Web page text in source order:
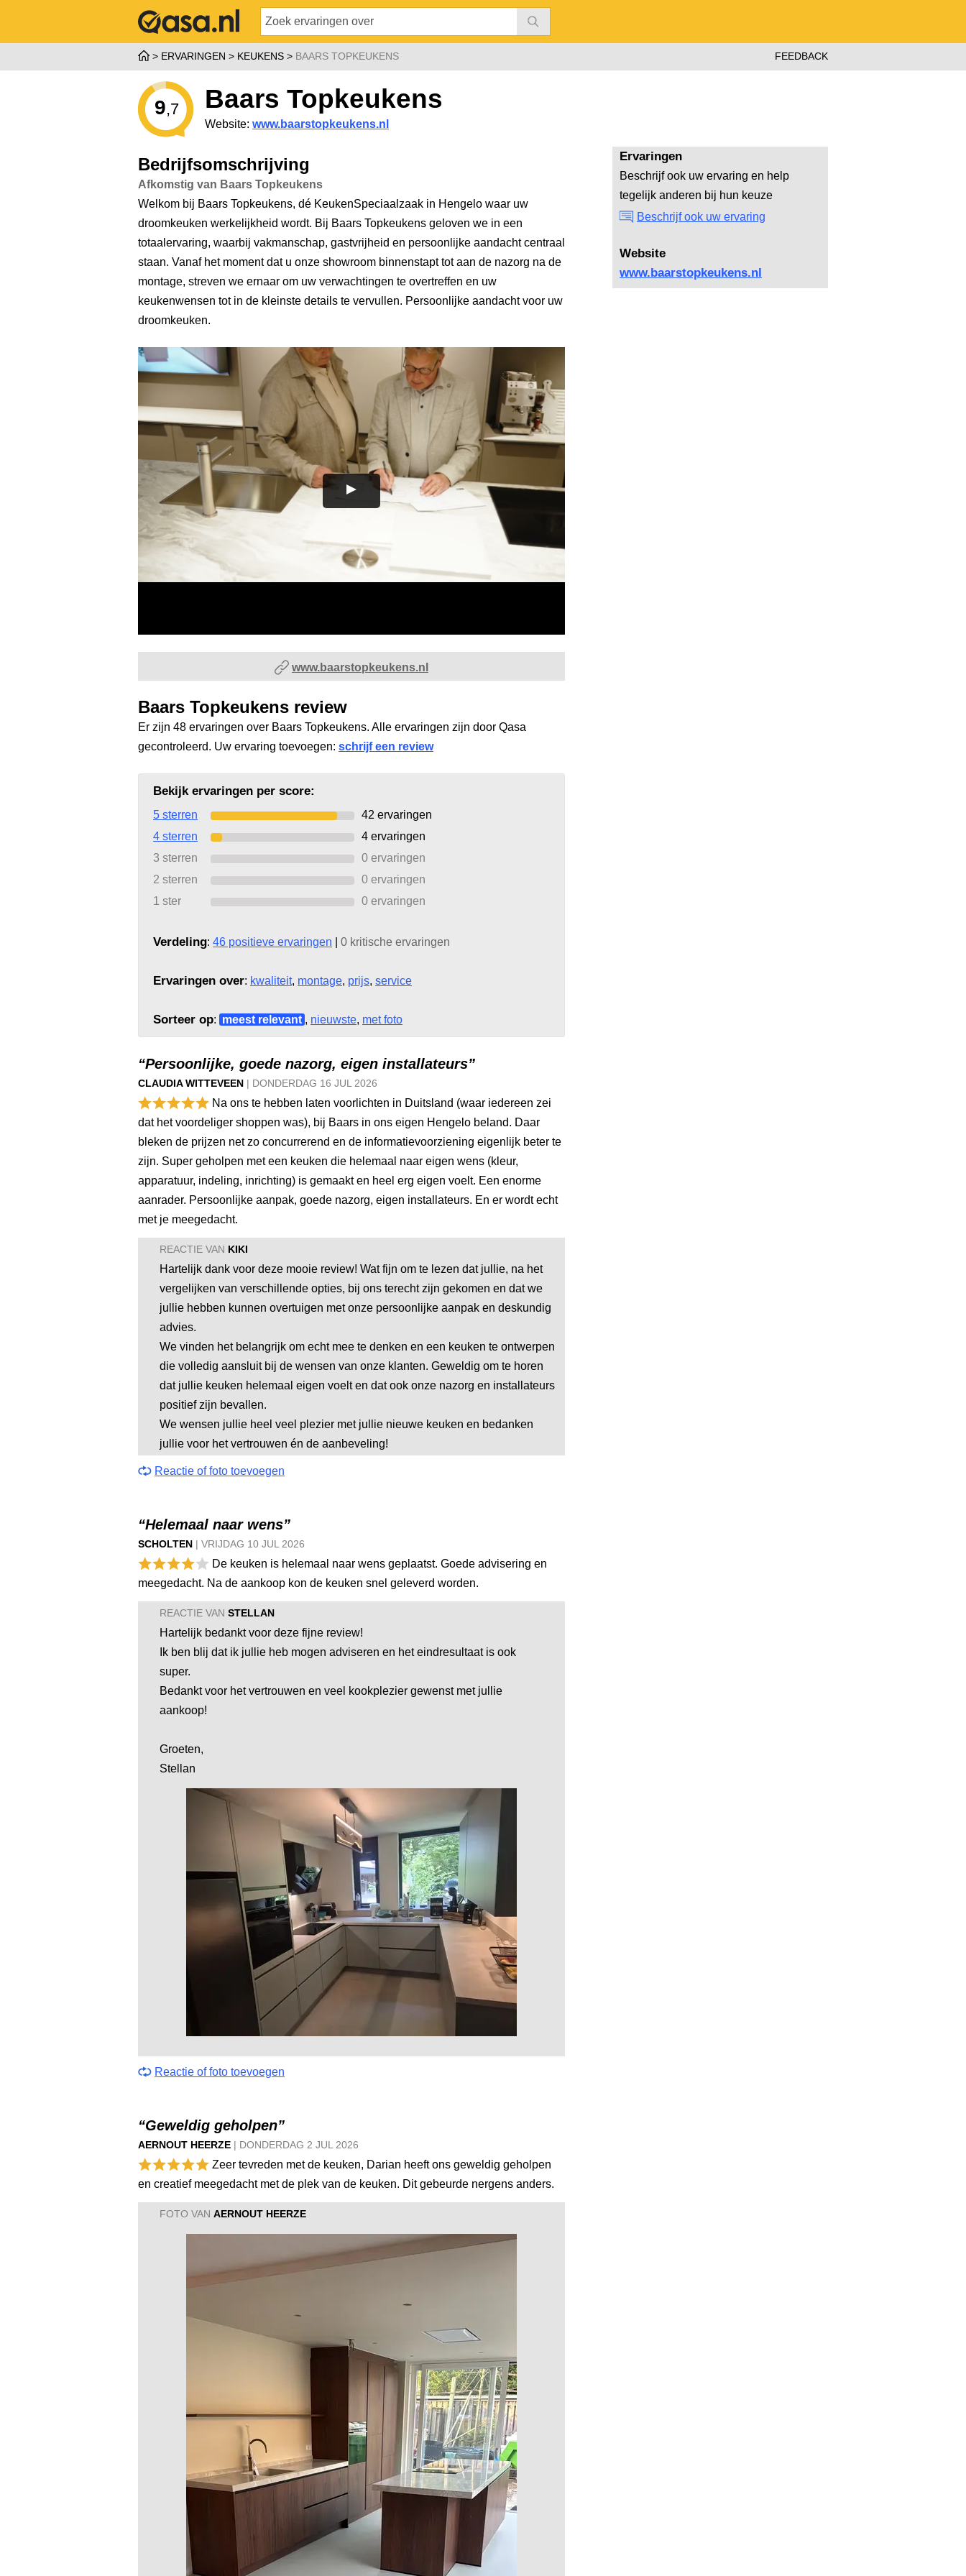
ERVARINGEN KEUKENS BAARS TOPKEUKENS FEEDBACK
9,7 Baars Topkeukens
Website: www.baarstopkeukens.nl
Ervaringen
Beschrijf ook uw ervaring en help
tegelijk anderen bij hun keuze
Beschrijf ook uw ervaring
Website
www.baarstopkeukens.nl
Bedrijfsomschrijving
Afkomstig van Baars Topkeukens
Welkom bij Baars Topkeukens, dé KeukenSpeciaalzaak in Hengelo waar uw
droomkeuken werkelijkheid wordt. Bij Baars Topkeukens geloven we in een
totaalervaring, waarbij vakmanschap, gastvrijheid en persoonlijke aandacht centraal
staan. Vanaf het moment dat u onze showroom binnenstapt tot aan de nazorg na de
montage, streven we ernaar om uw verwachtingen te overtreffen en uw
keukenwensen tot in de kleinste details te vervullen. Persoonlijke aandacht voor uw
droomkeuken.
www.baarstopkeukens.nl
Baars Topkeukens review
Er zijn 48 ervaringen over Baars Topkeukens. Alle ervaringen zijn door Qasa
gecontroleerd. Uw ervaring toevoegen: schrijf een review
Bekijk ervaringen per score:
5 sterren 42 ervaringen
4 sterren
4 ervaringen
3 sterren
0 ervaringen
2 sterren
0 ervaringen
1 ster
0 ervaringen
Verdeling: 46 positieve ervaringen 0 kritische ervaringen
Ervaringen over: kwaliteit, montage, prijs, service
Sorteer op: meest relevant , nieuwste, met foto
“Persoonlijke, goede nazorg, eigen installateurs”
CLAUDIA WITTEVEEN | DONDERDAG 16 JUL 2026
Na ons te hebben laten voorlichten in Duitsland (waar iedereen zei
dat het voordeliger shoppen was), bij Baars in ons eigen Hengelo beland. Daar
bleken de prijzen net zo concurrerend en de informatievoorziening eigenlijk beter te
zijn. Super geholpen met een keuken die helemaal naar eigen wens (kleur,
apparatuur, indeling, inrichting) is gemaakt en heel erg eigen voelt. Een enorme
aanrader. Persoonlijke aanpak, goede nazorg, eigen installateurs. En er wordt echt
met je meegedacht.
REACTIE VAN KIKI
Hartelijk dank voor deze mooie review! Wat fijn om te lezen dat jullie, na het
vergelijken van verschillende opties, bij ons terecht zijn gekomen en dat we
jullie hebben kunnen overtuigen met onze persoonlijke aanpak en deskundig
advies.
We vinden het belangrijk om echt mee te denken en een keuken te ontwerpen
die volledig aansluit bij de wensen van onze klanten. Geweldig om te horen
dat jullie keuken helemaal eigen voelt en dat ook onze nazorg en installateurs
positief zijn bevallen.
We wensen jullie heel veel plezier met jullie nieuwe keuken en bedanken
jullie voor het vertrouwen én de aanbeveling!
Reactie of foto toevoegen
“Helemaal naar wens”
SCHOLTEN | VRIJDAG 10 JUL 2026
De keuken is helemaal naar wens geplaatst. Goede advisering en
meegedacht. Na de aankoop kon de keuken snel geleverd worden.
REACTIE VAN STELLAN
Hartelijk bedankt voor deze fijne review!
Ik ben blij dat ik jullie heb mogen adviseren en het eindresultaat is ook
super.
Bedankt voor het vertrouwen en veel kookplezier gewenst met jullie
aankoop!
Groeten,
Stellan
Reactie of foto toevoegen
“Geweldig geholpen”
AERNOUT HEERZE | DONDERDAG 2 JUL 2026
Zeer tevreden met de keuken, Darian heeft ons geweldig geholpen
en creatief meegedacht met de plek van de keuken. Dit gebeurde nergens anders.
FOTO VAN AERNOUT HEERZE